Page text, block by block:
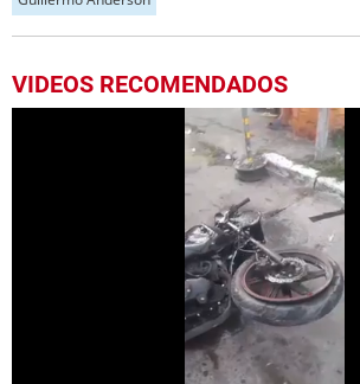
VIDEOS RECOMENDADOS